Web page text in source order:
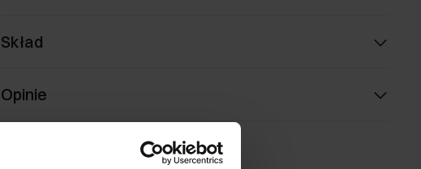
Skład
Opinie